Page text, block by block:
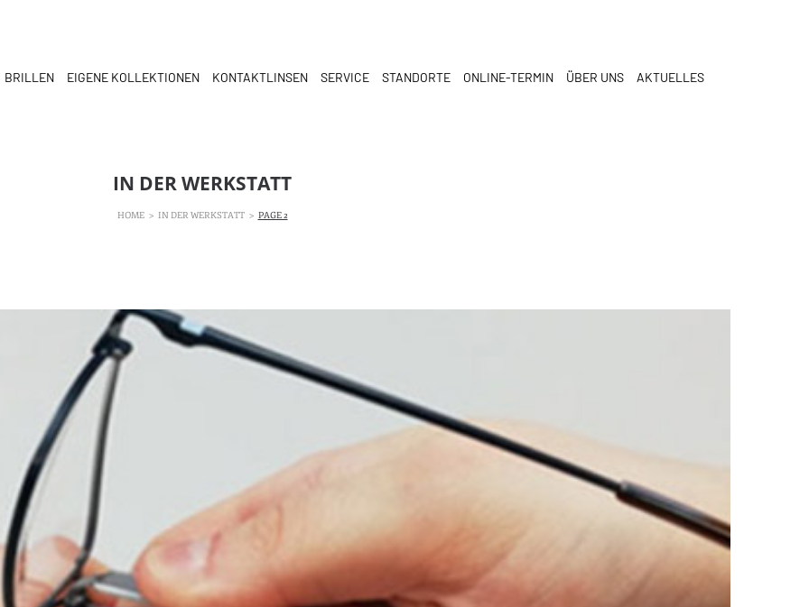
BRILLEN EIGENE KOLLEKTIONEN KONTAKTLINSEN SERVICE STANDORTE ONLINE-TERMIN ÜBER UNS AKTUELLES
IN DER WERKSTATT
HOME > IN DER WERKSTATT > PAGE 2